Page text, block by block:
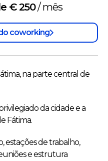
€ 250/mês
coworking
na parte central de
da cidade e a
Fátima.
estações de trabalho,
e estrutura